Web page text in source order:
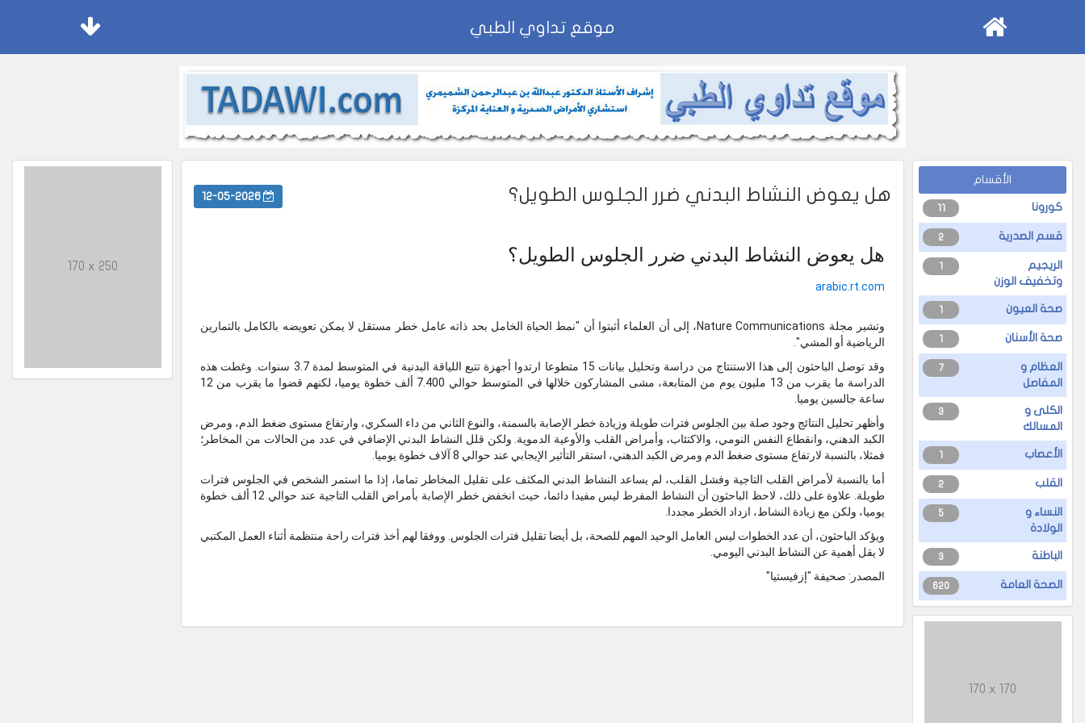
موقع تداوي الطبي
الأقسام
كورونا 11
قسم الصدرية 2
الريجيم
وتخفيف الوزن
1
صحة العيون 1
صحة الأسنان 1
العظام و
المفاصل
7
الكلى و
المسالك
3
الأعصاب 1
القلب 2
النساء و
الولادة
5
الباطنة 3
الصحة العامة 620
170 x 170
هل يعوض النشاط البدني ضرر الجلوس الطويل؟
هل يعوض النشاط البدني ضرر الجلوس الطويل؟
arabic.rt.com
وتشير مجلة Nature Communications، إلى أن العلماء أثبتوا أن "نمط الحياة الخامل بحد ذاته عامل خطر مستقل لا يمكن تعويضه بالكامل بالتمارين
الرياضية أو المشي".
وقد توصل الباحثون إلى هذا الاستنتاج من دراسة وتحليل بيانات 15 متطوعا ارتدوا أجهزة تتبع اللياقة البدنية في المتوسط لمدة 3.7 سنوات. وغطت هذه
الدراسة ما يقرب من 13 مليون يوم من المتابعة، مشى المشاركون خلالها في المتوسط حوالي 7.400 ألف خطوة يوميا، لكنهم قضوا ما يقرب من 12
ساعة جالسين يوميا.
وأظهر تحليل النتائج وجود صلة بين الجلوس فترات طويلة وزيادة خطر الإصابة بالسمنة، والنوع الثاني من داء السكري، وارتفاع مستوى ضغط الدم، ومرض
الكبد الدهني، وانقطاع النفس النومي، والاكتئاب، وأمراض القلب والأوعية الدموية. ولكن قلل النشاط البدني الإضافي في عدد من الحالات من المخاطر؛
فمثلا، بالنسبة لارتفاع مستوى ضغط الدم ومرض الكبد الدهني، استقر التأثير الإيجابي عند حوالي 8 آلاف خطوة يوميا.
أما بالنسبة لأمراض القلب التاجية وفشل القلب، لم يساعد النشاط البدني المكثف على تقليل المخاطر تماما، إذا ما استمر الشخص في الجلوس فترات
طويلة. علاوة على ذلك، لاحظ الباحثون أن النشاط المفرط ليس مفيدا دائما، حيث انخفض خطر الإصابة بأمراض القلب التاجية عند حوالي 12 ألف خطوة
يوميا، ولكن مع زيادة النشاط، ازداد الخطر مجددا.
ويؤكد الباحثون، أن عدد الخطوات ليس العامل الوحيد المهم للصحة، بل أيضا تقليل فترات الجلوس. ووفقا لهم أخذ فترات راحة منتظمة أثناء العمل المكتبي
لا يقل أهمية عن النشاط البدني اليومي.
المصدر: صحيفة "إزفيستيا"
170 x 250